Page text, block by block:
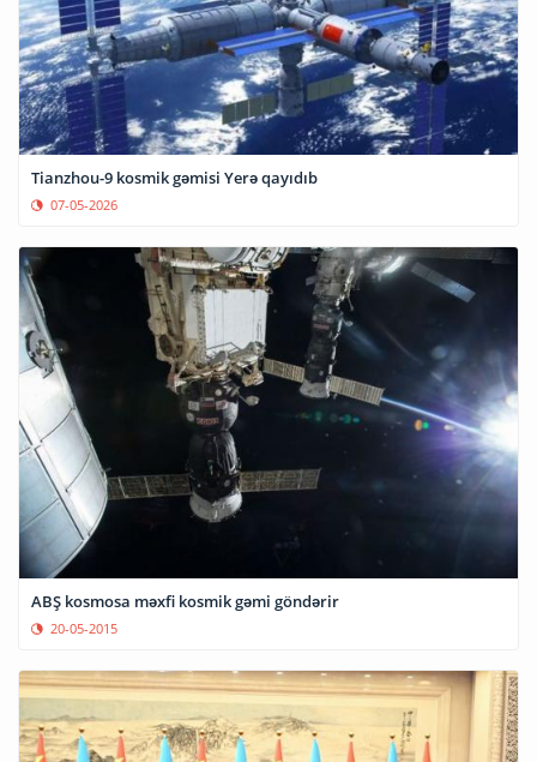
Tianzhou-9 kosmik gəmisi Yerə qayıdıb
07-05-2026
ABŞ kosmosa məxfi kosmik gəmi göndərir
20-05-2015